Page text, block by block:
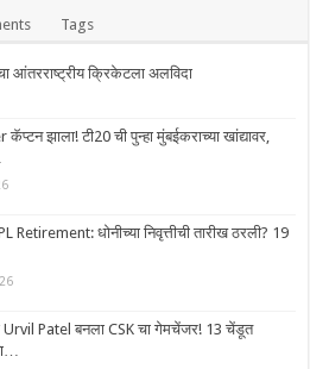
Tags
क्रिकेटला अलविदा
झाला! टी20 ची पुन्हा मुंबईकराच्या खांद्यावर,
Retirement: धोनीच्या निवृत्तीची तारीख ठरली? 19
Urvil Patel बनला CSK चा गेमचेंजर! 13 चेंडूत